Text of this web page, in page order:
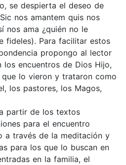
se despierta el deseo de
nos amantem quis nos
nos ama ¿quién no le
fideles). Para facilitar estos
propongo al lector
los encuentros de Dios Hijo,
lo vieron y trataron como
los pastores, los Magos,
partir de los textos
para el encuentro
a través de la meditación y
para los que lo buscan en
en la familia, el